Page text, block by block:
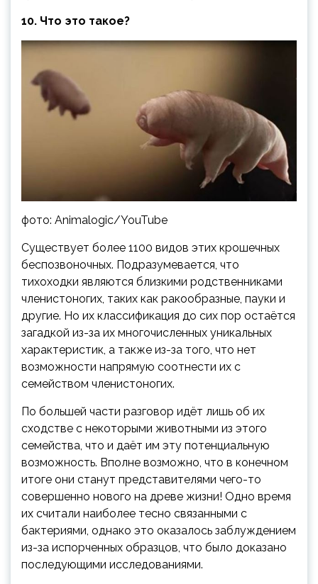
10. Что это такое?
фото: Animalogic/YouTube
Существует более 1100 видов этих крошечных
беспозвоночных. Подразумевается, что
тихоходки являются близкими родственниками
членистоногих, таких как ракообразные, пауки и
другие. Но их классификация до сих пор остаётся
загадкой из-за их многочисленных уникальных
характеристик, а также из-за того, что нет
возможности напрямую соотнести их с
семейством членистоногих.
По большей части разговор идёт лишь об их
сходстве с некоторыми животными из этого
семейства, что и даёт им эту потенциальную
возможность. Вполне возможно, что в конечном
итоге они станут представителями чего-то
совершенно нового на древе жизни! Одно время
их считали наиболее тесно связанными с
бактериями, однако это оказалось заблуждением
из-за испорченных образцов, что было доказано
последующими исследованиями.